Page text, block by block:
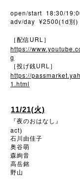
open/start 18:30/
adv/day ¥2500(1d 別)
［配信 URL ］
https://
g
［投げ銭URL ］
https://
1.html
11/21(火)
『夜のおはなし』
act)
石川由佳子
奥谷萌
森絢音
高岳銘
野山